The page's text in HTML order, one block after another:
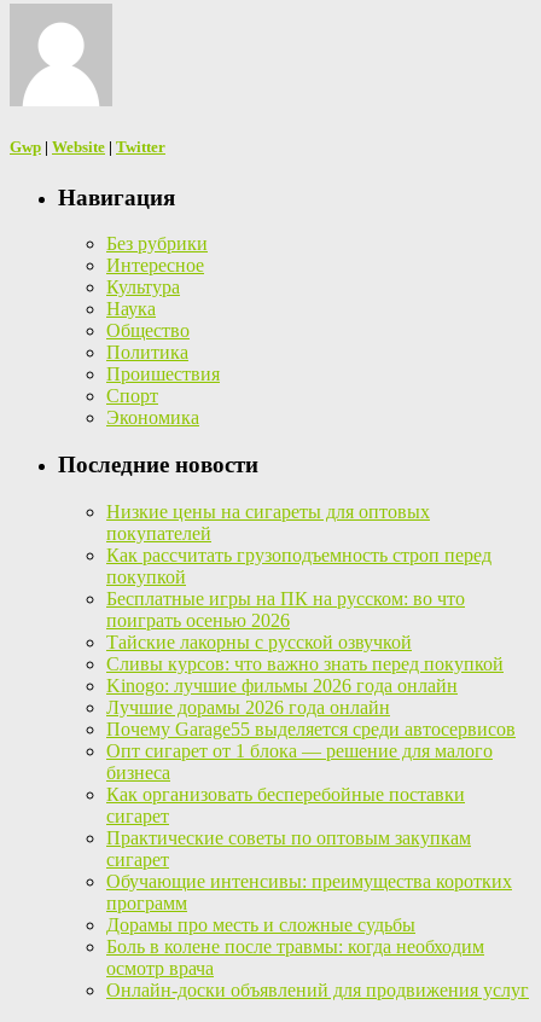
Gwp | Website | Twitter
Навигация
Без рубрики
Интересное
Культура
Наука
Общество
Политика
Проишествия
Спорт
Экономика
Последние новости
Низкие цены на сигареты для оптовых
покупателей
Как рассчитать грузоподъемность строп перед
покупкой
Бесплатные игры на ПК на русском: во что
поиграть осенью 2026
Тайские лакорны с русской озвучкой
Сливы курсов: что важно знать перед покупкой
Kinogo: лучшие фильмы 2026 года онлайн
Лучшие дорамы 2026 года онлайн
Почему Garage55 выделяется среди автосервисов
Опт сигарет от 1 блока — решение для малого
бизнеса
Как организовать бесперебойные поставки
сигарет
Практические советы по оптовым закупкам
сигарет
Обучающие интенсивы: преимущества коротких
программ
Дорамы про месть и сложные судьбы
Боль в колене после травмы: когда необходим
осмотр врача
Онлайн-доски объявлений для продвижения услуг